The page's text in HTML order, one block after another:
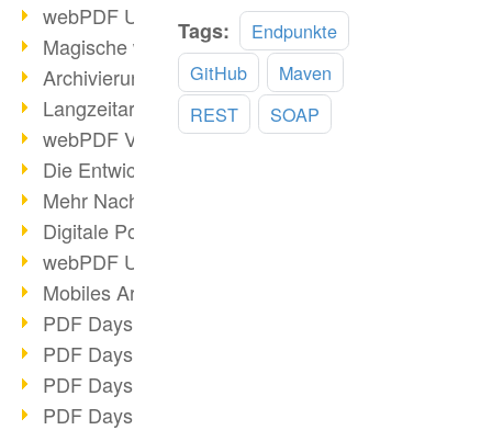
webPDF Update 9.0.0.2732
Magische webPDF Version 9
Archivierung: Aufbewahrungsfristen
Langzeitarchivierung mit PDF/A
webPDF Video - Behind the Scenes
Die Entwicklung von PDF/X
Mehr Nachhaltigkeit durch PDF
Digitale Post als PDF/A
webPDF Update 8.0.0.2531
Mobiles Arbeiten mit PDF
PDF Days 2022 Themenblock 3
PDF Days 2022 Themenblock 2
PDF Days 2022 Themenblock 1
PDF Days Europe 2022
Tags:
Endpunkte
GitHub
Maven
REST
SOAP